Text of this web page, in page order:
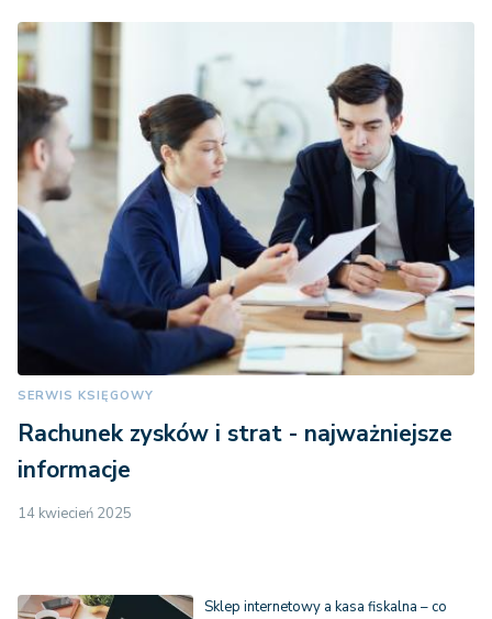
SERWIS KSIĘGOWY
Rachunek zysków i strat - najważniejsze
informacje
14 kwiecień 2025
Sklep internetowy a kasa fiskalna – co